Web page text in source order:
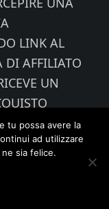
LINK AL
AFFILIATO
UN
tu possa avere la
ad utilizzare
sia felice.